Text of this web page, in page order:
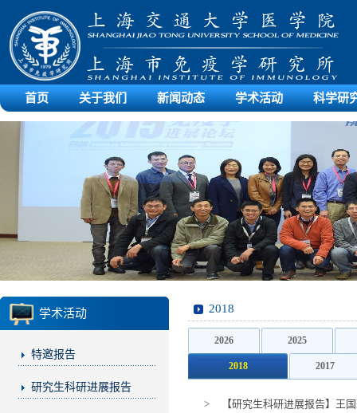
首页 关于我们 新闻动态 学术活动 科学研
学术活动
特邀报告
研究生科研进展报告
2018
2026 2025
2018 2017
>
【研究生科研进展报告】王